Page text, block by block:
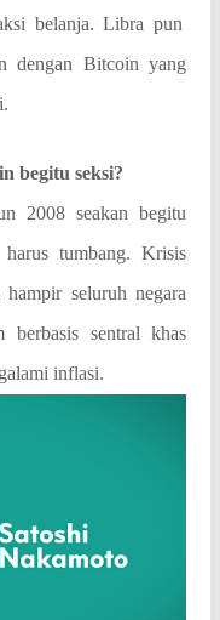
belanja. Libra pun
dengan Bitcoin yang
begitu seksi?
2008 seakan begitu
harus tumbang. Krisis
hampir seluruh negara
berbasis sentral khas
inflasi.